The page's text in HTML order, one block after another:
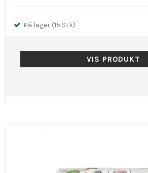
På lager (15 Stk)
VIS PRODUKT